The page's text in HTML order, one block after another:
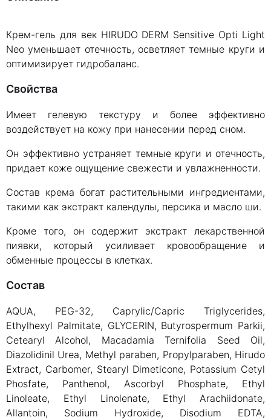
Крем-гель для век HIRUDO DERM Sensitive Opti Light
Neo уменьшает отечность, осветляет темные круги и
оптимизирует гидробаланс.
Свойства
Имеет гелевую текстуру и более эффективно
воздействует на кожу при нанесении перед сном.
Он эффективно устраняет темные круги и отечность,
придает коже ощущение свежести и увлажненности.
Состав крема богат растительными ингредиентами,
такими как экстракт календулы, персика и масло ши.
Кроме того, он содержит экстракт лекарственной
пиявки, который усиливает кровообращение и
обменные процессы в клетках.
Состав
AQUA, PEG-32, Caprylic/Capric Triglycerides,
Ethylhexyl Palmitate, GLYCERIN, Butyrospermum Parkii,
Cetearyl Alcohol, Macadamia Ternifolia Seed Oil,
Diazolidinil Urea, Methyl paraben, Propylparaben, Hirudo
Extract, Carbomer, Stearyl Dimeticone, Potassium Cetyl
Phosfate, Panthenol, Ascorbyl Phosphate, Ethyl
Linoleate, Ethyl Linolenate, Ethyl Arachiidonate,
Allantoin, Sodium Hydroxide, Disodium EDTA,